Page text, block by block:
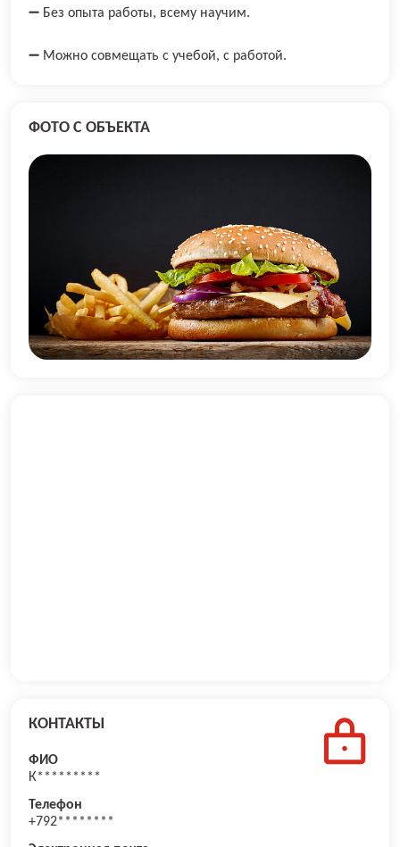
➖ Без опыта работы, всему научим.
➖ Можно совмещать с учебой, с работой.
ФОТО С ОБЪЕКТА
КОНТАКТЫ
ФИО
К*********
Телефон
+792********